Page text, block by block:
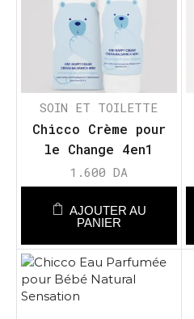
SOIN ET TOILETTE
Chicco Crème pour
le Change 4en1
Sensation Naturell
1.600DA
AJOUTER AU
PANIER